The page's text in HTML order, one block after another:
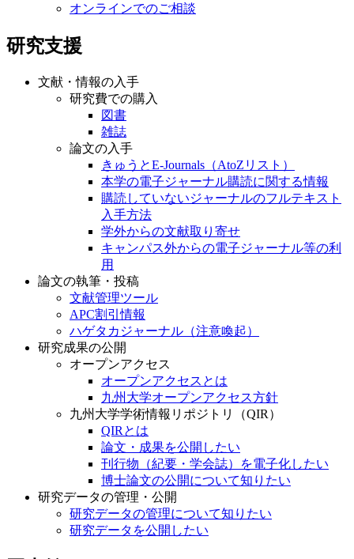
オンラインでのご相談
研究支援
文献・情報の入手
研究費での購入
図書
雑誌
論文の入手
きゅうとE-Journals（AtoZリスト）
本学の電子ジャーナル購読に関する情報
購読していないジャーナルのフルテキスト
入手方法
学外からの文献取り寄せ
キャンパス外からの電子ジャーナル等の利
用
論文の執筆・投稿
文献管理ツール
APC割引情報
ハゲタカジャーナル（注意喚起）
研究成果の公開
オープンアクセス
オープンアクセスとは
九州大学オープンアクセス方針
九州大学学術情報リポジトリ（QIR）
QIRとは
論文・成果を公開したい
刊行物（紀要・学会誌）を電子化したい
博士論文の公開について知りたい
研究データの管理・公開
研究データの管理について知りたい
研究データを公開したい